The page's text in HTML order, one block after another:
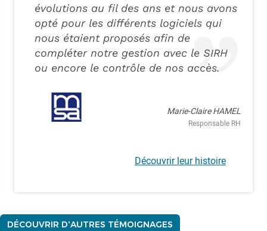
évolutions au fil des ans et nous avons
opté pour les différents logiciels qui
nous étaient proposés afin de
compléter notre gestion avec le SIRH
ou encore le contrôle de nos accès.
Marie-Claire HAMEL
Responsable RH
Découvrir leur histoire
DÉCOUVRIR D'AUTRES TÉMOIGNAGES